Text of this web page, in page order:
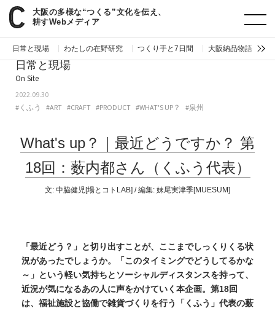
大阪の多様な“つくる”文化を伝え、
耕すWebメディア
日常と現場 わたしの在野研究 つくり手と7日間 大阪納品物語
paperC 日常と現場
日常と現場
On Site
2022.09.30
#くふう
#ART #CRAFT #PRODUCT #WHAT'S UP？ #泉州
What's up？｜最近どうですか？ 第
18回：薮内都さん（くふう代表）
文: 中脇健児[場とコトLAB] / 編集: 妹尾実津季[MUESUM]
「最近どう？」と切り出すことが、ここまでしっくりくる状
況があったでしょうか。「このタイミングでどうしてるかな
～」という軽い気持ちとソーシャルディスタンスを持って、
近況が気になるあの人に声をかけていく本企画。第18回
は、福祉施設と協働で雑貨づくりを行う「くふう」代表の薮